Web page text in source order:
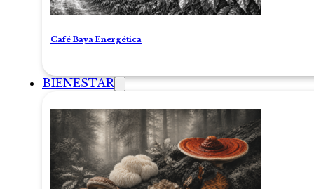
Café Baya Energética
BIENESTAR